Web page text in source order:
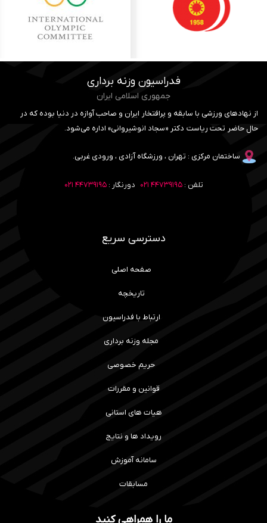
فدراسیون وزنه برداری
جمهوری اسلامی ایران
از نهادهای ورزشی با سابقه و پرافتخار ایران و صاحب آوازه در دنیا بوده که در
حال حاضر تحت ریاست دکتر «سجاد انوشیروانی» اداره می‌شود.
ساختمان مرکزی : تهران ، ورزشگاه آزادی ، ورودی غربی.
تلفن :۴۴۷۳۹۱۹۵ ۰۲۱ دورنگار :۴۴۷۳۹۱۹۵ ۰۲۱
دسترسی سریع
صفحه اصلی
تاریخچه
ارتباط با فدراسیون
مجله وزنه برداری
حریم خصوصی
قوانین و مقررات
هیات های استانی
رویداد ها و نتایج
سامانه آموزش
مسابقات
ما را همراهی کنید